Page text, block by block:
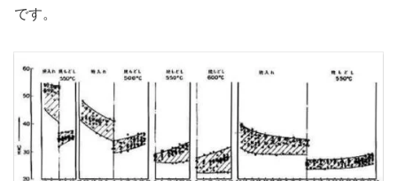
です。